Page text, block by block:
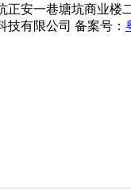
正安一巷塘坑商业楼
技有限公司 备案号：